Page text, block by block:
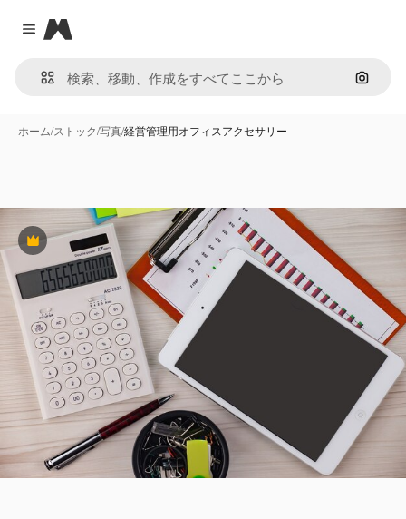
Close menu
Magnific
画像で
ホーム/ストック/写真/経営管理用オフィスアクセサリー
Premium